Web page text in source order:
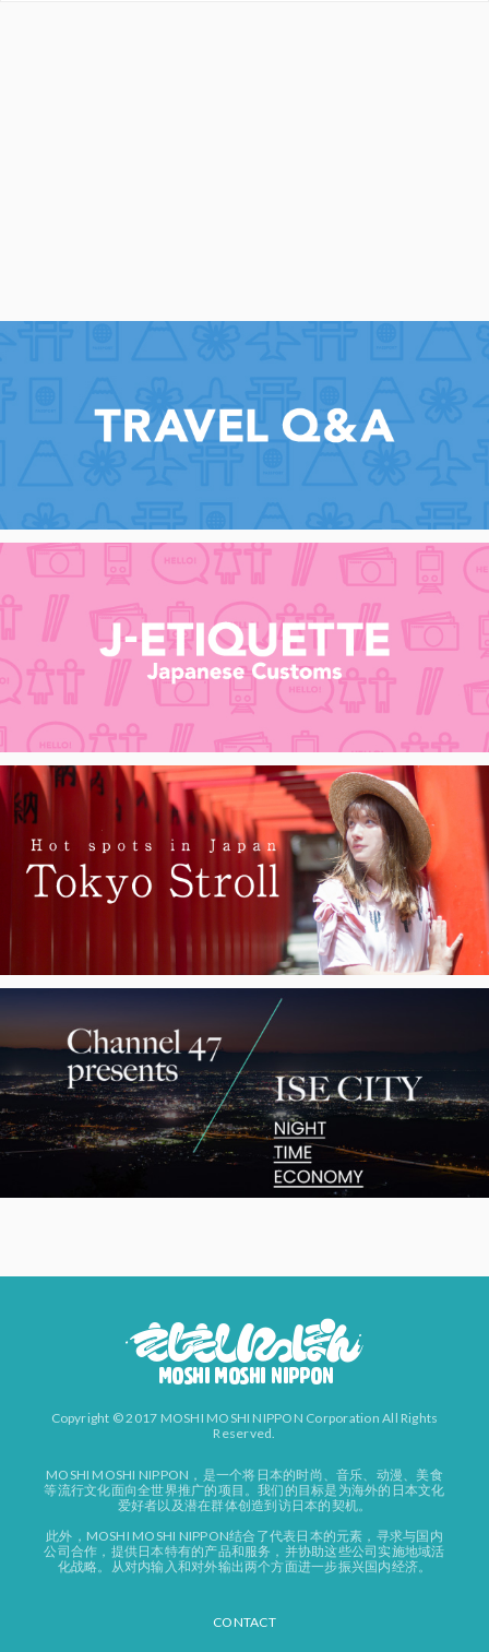
Copyright © 2017 MOSHI MOSHI NIPPON Corporation All Rights
Reserved.
MOSHI MOSHI NIPPON，是一个将日本的时尚、音乐、动漫、美食
等流行文化面向全世界推广的项目。我们的目标是为海外的日本文化
爱好者以及潜在群体创造到访日本的契机。
此外，MOSHI MOSHI NIPPON结合了代表日本的元素，寻求与国内
公司合作，提供日本特有的产品和服务，并协助这些公司实施地域活
化战略。从对内输入和对外输出两个方面进一步振兴国内经济。
CONTACT